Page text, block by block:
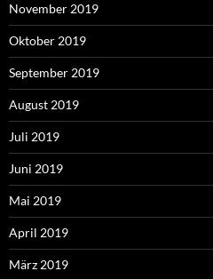
November 2019
Oktober 2019
September 2019
August 2019
Juli 2019
Juni 2019
Mai 2019
April 2019
März 2019